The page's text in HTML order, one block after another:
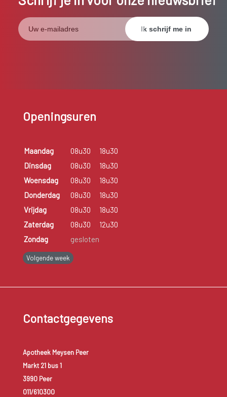
Openingsuren
Maandag 08u30
18u30
Dinsdag
08u30
18u30
Woensdag
08u30
18u30
Donderdag
08u30
18u30
Vrijdag
08u30
18u30
Zaterdag
08u30
12u30
Zondag
gesloten
Volgende week
Contactgegevens
Apotheek Meysen Peer
Markt 21 bus 1
3990 Peer
011/610300